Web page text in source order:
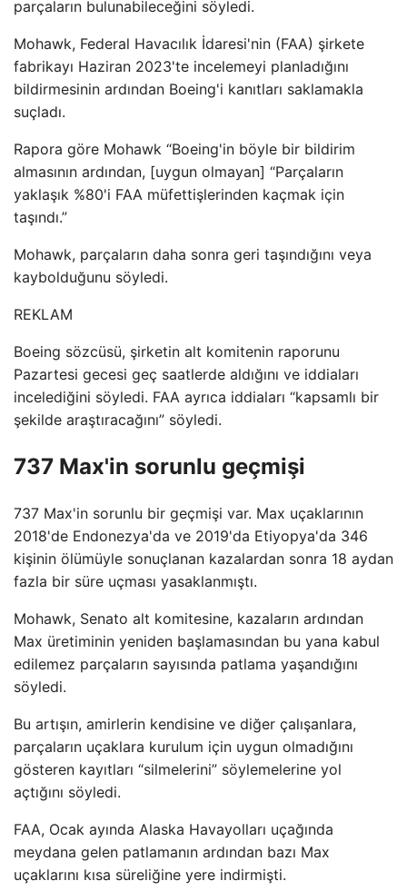
parçaların bulunabileceğini söyledi.
Mohawk, Federal Havacılık İdaresi'nin (FAA) şirkete
fabrikayı Haziran 2023'te incelemeyi planladığını
bildirmesinin ardından Boeing'i kanıtları saklamakla
suçladı.
Rapora göre Mohawk “Boeing'in böyle bir bildirim
almasının ardından, [uygun olmayan] “Parçaların
yaklaşık %80'i FAA müfettişlerinden kaçmak için
taşındı.”
Mohawk, parçaların daha sonra geri taşındığını veya
kaybolduğunu söyledi.
REKLAM
Boeing sözcüsü, şirketin alt komitenin raporunu
Pazartesi gecesi geç saatlerde aldığını ve iddiaları
incelediğini söyledi. FAA ayrıca iddiaları “kapsamlı bir
şekilde araştıracağını” söyledi.
737 Max'in sorunlu geçmişi
737 Max'in sorunlu bir geçmişi var. Max uçaklarının
2018'de Endonezya'da ve 2019'da Etiyopya'da 346
kişinin ölümüyle sonuçlanan kazalardan sonra 18 aydan
fazla bir süre uçması yasaklanmıştı.
Mohawk, Senato alt komitesine, kazaların ardından
Max üretiminin yeniden başlamasından bu yana kabul
edilemez parçaların sayısında patlama yaşandığını
söyledi.
Bu artışın, amirlerin kendisine ve diğer çalışanlara,
parçaların uçaklara kurulum için uygun olmadığını
gösteren kayıtları “silmelerini” söylemelerine yol
açtığını söyledi.
FAA, Ocak ayında Alaska Havayolları uçağında
meydana gelen patlamanın ardından bazı Max
uçaklarını kısa süreliğine yere indirmişti.